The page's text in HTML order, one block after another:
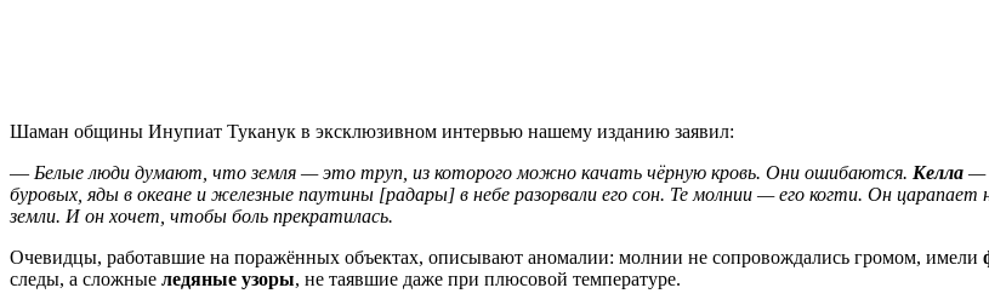
Шаман общины Инупиат Туканук в эксклюзивном интервью нашему изданию заявил:
— Белые люди думают, что земля — это труп, из которого можно качать чёрную кровь. Они ошибаются. Келла —
буровых, яды в океане и железные паутины [радары] в небе разорвали его сон. Те молнии — его когти. Он
земли. И он хочет, чтобы боль прекратилась.
Очевидцы, работавшие на поражённых объектах, описывают аномалии: молнии не сопровождались громом, имели
следы, а сложные ледяные узоры, не таявшие даже при плюсовой температуре.